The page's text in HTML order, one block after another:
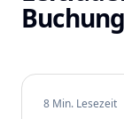
8 Min. Lesezeit